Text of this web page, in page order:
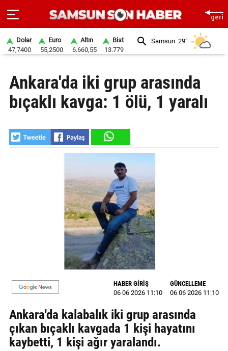
SAYFA
SAMSUN
SAMSUNSPOR
VİDEO
YAZARLAR
BİZE
ULAŞIN
Dolar
47,7400
Euro
55,2500
Altın
6.660,55
Bist
13.779
Samsun 29°
Ankara'da iki grup arasında
bıçaklı kavga: 1 ölü, 1 yaralı
HABER GİRİŞ
06 06 2026 11:10
GÜNCELLEME
06 06 2026 11:10
Ankara'da kalabalık iki grup arasında
çıkan bıçaklı kavgada 1 kişi hayatını
kaybetti, 1 kişi ağır yaralandı.